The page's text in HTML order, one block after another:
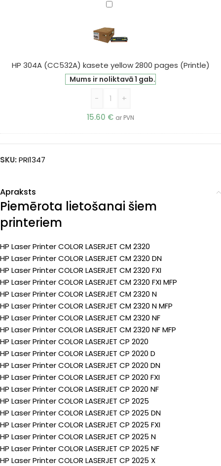
HP
(CC532A)
kasete
2800
pages
(Printle)
HP 304A (CC532A) kasete yellow 2800 pages (Printle)
Mums ir noliktavā 1 gab.
-
+
15.60 € ar PVN
SKU: PRI1347
Apraksts
Piemērota lietošanai šiem
printeriem
HP Laser Printer COLOR LASERJET CM 2320
HP Laser Printer COLOR LASERJET CM 2320 DN
HP Laser Printer COLOR LASERJET CM 2320 FXI
HP Laser Printer COLOR LASERJET CM 2320 FXI MFP
HP Laser Printer COLOR LASERJET CM 2320 N
HP Laser Printer COLOR LASERJET CM 2320 N MFP
HP Laser Printer COLOR LASERJET CM 2320 NF
HP Laser Printer COLOR LASERJET CM 2320 NF MFP
HP Laser Printer COLOR LASERJET CP 2020
HP Laser Printer COLOR LASERJET CP 2020 D
HP Laser Printer COLOR LASERJET CP 2020 DN
HP Laser Printer COLOR LASERJET CP 2020 FXI
HP Laser Printer COLOR LASERJET CP 2020 NF
HP Laser Printer COLOR LASERJET CP 2025
HP Laser Printer COLOR LASERJET CP 2025 DN
HP Laser Printer COLOR LASERJET CP 2025 FXI
HP Laser Printer COLOR LASERJET CP 2025 N
HP Laser Printer COLOR LASERJET CP 2025 NF
HP Laser Printer COLOR LASERJET CP 2025 X